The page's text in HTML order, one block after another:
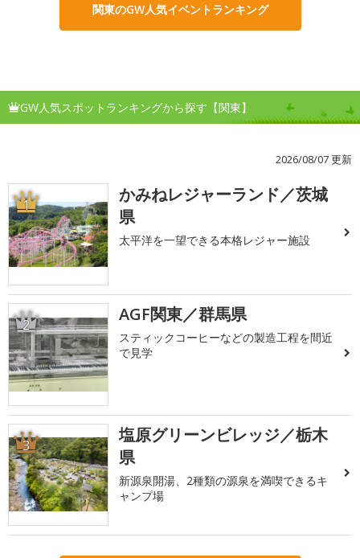
関東のGW人気イベントランキング
GW人気スポットランキングから探す【関東】
2026/08/07 更新
1
かみねレジャーランド／茨城
県
太平洋を一望できる本格レジャー施設
2 AGF関東／群馬県
スティックコーヒーなどの製造工程を間近
で見学
3
塩原グリーンビレッジ／栃木
県
新源泉開湯、2種類の源泉を満喫できるキ
ャンプ場